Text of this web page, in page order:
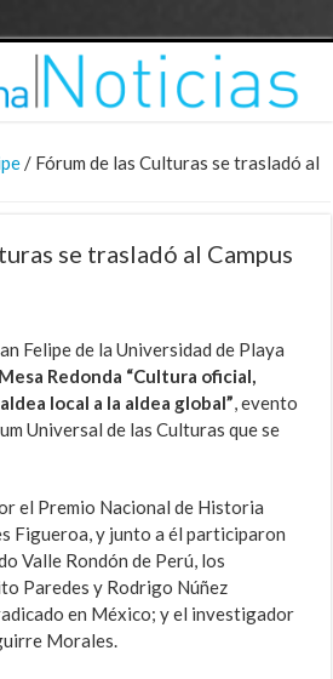
/ Fórum de las Culturas se trasladó al
se trasladó al Campus
Felipe de la Universidad de Playa
Mesa Redonda “Cultura oficial,
local a la aldea global”, evento
Universal de las Culturas que se
el Premio Nacional de Historia
Figueroa, y junto a él participaron
Valle Rondón de Perú, los
Paredes y Rodrigo Núñez
en México; y el investigador
Morales.